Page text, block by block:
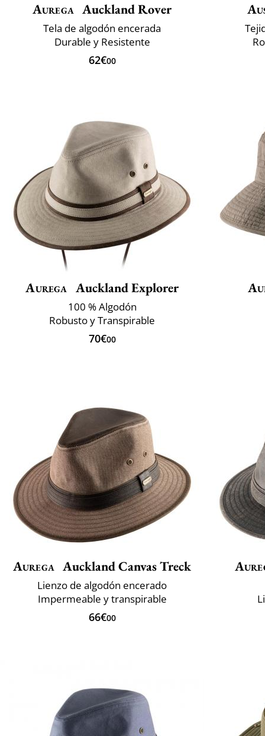
Aurega Auckland Rover
Tela de algodón encerada
Durable y Resistente
62€00
Aurega Auckland Explorer
100 % Algodón
Robusto y Transpirable
70€00
Aurega Auckland Canvas Treck
Lienzo de algodón encerado
Impermeable y transpirable
66€00